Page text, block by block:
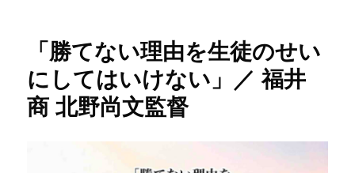
丸
修
一
監
い
練
習
と
工
「勝てない理由を生徒のせい
にしてはいけない」／ 福井
商 北野尚文監督